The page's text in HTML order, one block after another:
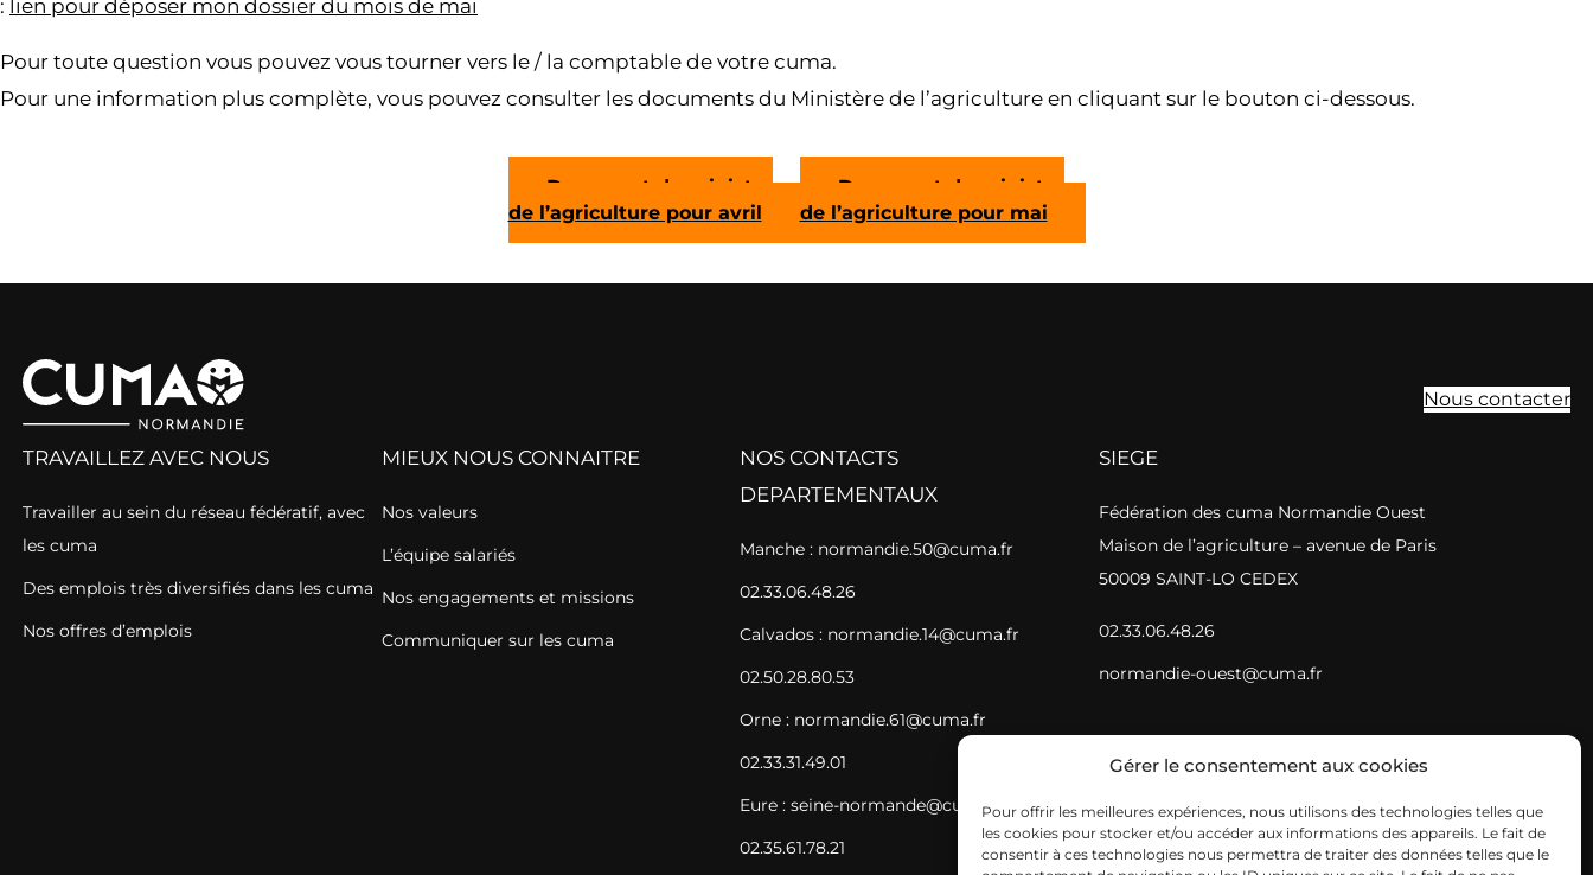
Gérer le consentement aux cookies
Pour offrir les meilleures expériences, nous utilisons des technologies telles que
les cookies pour stocker et/ou accéder aux informations des appareils. Le fait de
consentir à ces technologies nous permettra de traiter des données telles que le
: lien pour déposer mon dossier du mois de mai
Pour toute question vous pouvez vous tourner vers le / la comptable de votre cuma.
Pour une information plus complète, vous pouvez consulter les documents du Ministère de l’agriculture en cliquant sur le bouton ci-dessous.
Document du ministre
de l’agriculture pour avril
Document du ministre
de l’agriculture pour mai
Nous contacter
TRAVAILLEZ AVEC NOUS
Travailler au sein du réseau fédératif, avec
les cuma
Des emplois très diversifiés dans les cuma
Nos offres d’emplois
MIEUX NOUS CONNAITRE
Nos valeurs
L’équipe salariés
Nos engagements et missions
Communiquer sur les cuma
NOS CONTACTS
DEPARTEMENTAUX
Manche : normandie.50@cuma.fr
02.33.06.48.26
Calvados : normandie.14@cuma.fr
02.50.28.80.53
Orne : normandie.61@cuma.fr
02.33.31.49.01
Eure : seine-normande@cuma.fr
02.35.61.78.21
SIEGE
Fédération des cuma Normandie Ouest
Maison de l’agriculture – avenue de Paris
50009 SAINT-LO CEDEX
02.33.06.48.26
normandie-ouest@cuma.fr